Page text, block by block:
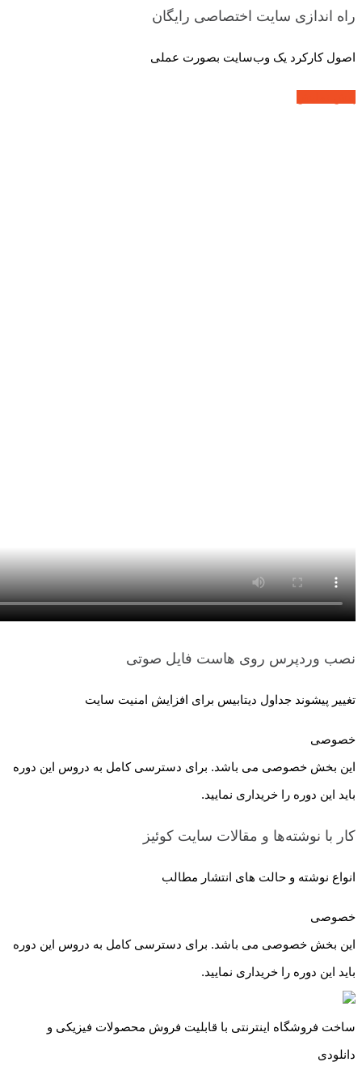
راه اندازی سایت اختصاصی رایگان
اصول کارکرد یک وب‌سایت بصورت عملی
نصب وردپرس روی هاست فایل صوتی
تغییر پیشوند جداول دیتابیس برای افزایش امنیت سایت
خصوصی
این بخش خصوصی می باشد. برای دسترسی کامل به دروس این دوره
باید این دوره را خریداری نمایید.
کار با نوشته‌ها و مقالات سایت کوئیز
انواع نوشته و حالت های انتشار مطالب
خصوصی
این بخش خصوصی می باشد. برای دسترسی کامل به دروس این دوره
باید این دوره را خریداری نمایید.
ساخت فروشگاه اینترنتی با قابلیت فروش محصولات فیزیکی و
دانلودی